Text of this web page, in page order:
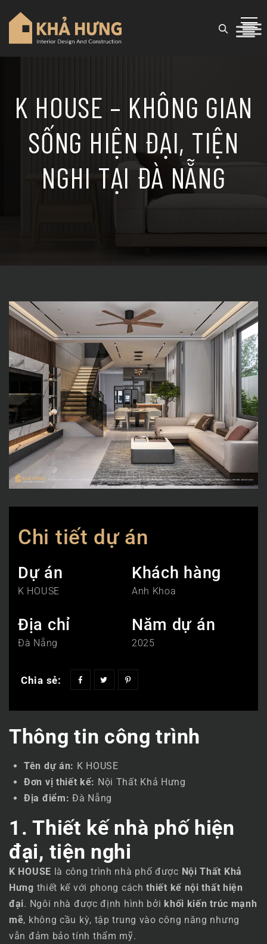
K HOUSE – KHÔNG GIAN
SỐNG HIỆN ĐẠI, TIỆN
NGHI TẠI ĐÀ NẴNG
Chi tiết dự án
Dự án
K HOUSE
Khách hàng
Anh Khoa
Địa chỉ
Đà Nẵng
Năm dự án
2025
Chia sẻ:
Thông tin công trình
Tên dự án: K HOUSE
Đơn vị thiết kế: Nội Thất Khả Hưng
Địa điểm: Đà Nẵng
1. Thiết kế nhà phố hiện
đại, tiện nghi
K HOUSE là công trình nhà phố được Nội Thất Khả
Hưng thiết kế với phong cáchthiết kế nội thất hiện
đại. Ngôi nhà được định hình bởi khối kiến trúc mạnh
mẽ, không cầu kỳ, tập trung vào công năng nhưng
vẫn đảm bảo tính thẩm mỹ.